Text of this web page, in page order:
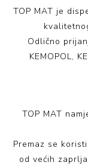
TOP MAT je
Odlično
KEMOPOL,
TOP MAT
Premaz se
od većih